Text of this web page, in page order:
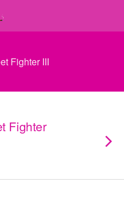
Fighter III
Fighter